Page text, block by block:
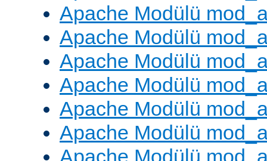
Apache Modülü
Apache Modülü
Apache Modülü
Apache Modülü
Apache Modülü
Apache Modülü
Apache Modülü